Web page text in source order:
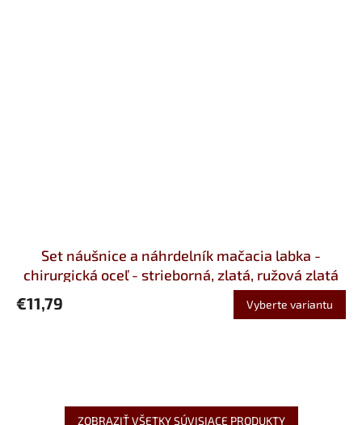
Set náušnice a náhrdelník mačacia labka -
chirurgická oceľ - strieborná, zlatá, ružová zlatá
€11,79 Vyberte variantu
ZOBRAZIŤ VŠETKY SÚVISIACE PRODUKTY